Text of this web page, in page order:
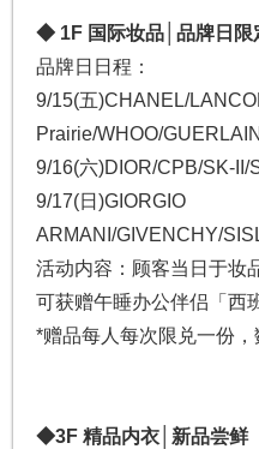
◆ 1F 国际妆品│品牌日限
品牌日日程：
9/15(五)CHANEL/
Prairie/WHOO/GUERLAIN
9/16(六)DIOR/CPB/SK-II/
9/17(日)GIORGIO
ARMANI/GIVENCHY/
活动内容：顾客当日于妆
可获赠午睡办公伴侣「西
*赠品每人每次限兑一份，
◆3F 精品内衣│新品尝鲜